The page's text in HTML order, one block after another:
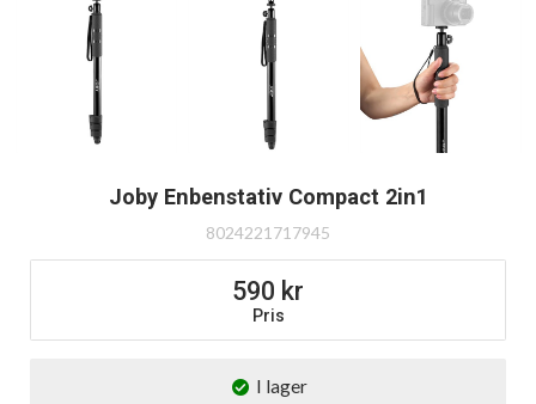
Joby Enbenstativ Compact 2in1
8024221717945
Pris
590
I lager